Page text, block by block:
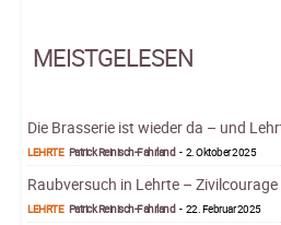
MEISTGELESEN
Die Brasserie ist wieder da – und
LEHRTE Patrick Reinisch-Fahrland - 2. Oktober 2025
Raubversuch in Lehrte –
LEHRTE Patrick Reinisch-Fahrland - 22. Februar 2025